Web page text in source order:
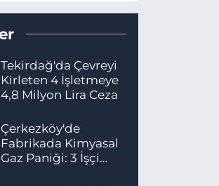
Tekirdağ'da Çevreyi
Kirleten 4 İşletmeye
4,8 Milyon Lira Ceza
Çerkezköy'de
Fabrikada Kimyasal
Gaz Paniği: 3 İşçi